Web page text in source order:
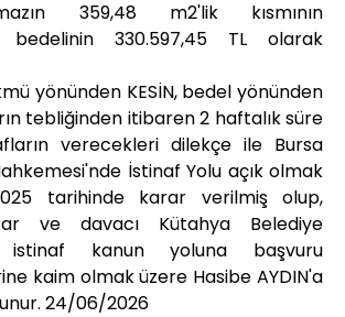
359,48 m2'lik kısmının
bedelinin 330.597,45 TL olarak
yönünden KESİN, bedel yönünden
tebliğinden itibaren 2 haftalık süre
verecekleri dilekçe ile Bursa
İstinaf Yolu açık olmak
tarihinde karar verilmiş olup,
ve davacı Kütahya Belediye
istinaf kanun yoluna başvuru
kaim olmak üzere Hasibe AYDIN'a
24/06/2026